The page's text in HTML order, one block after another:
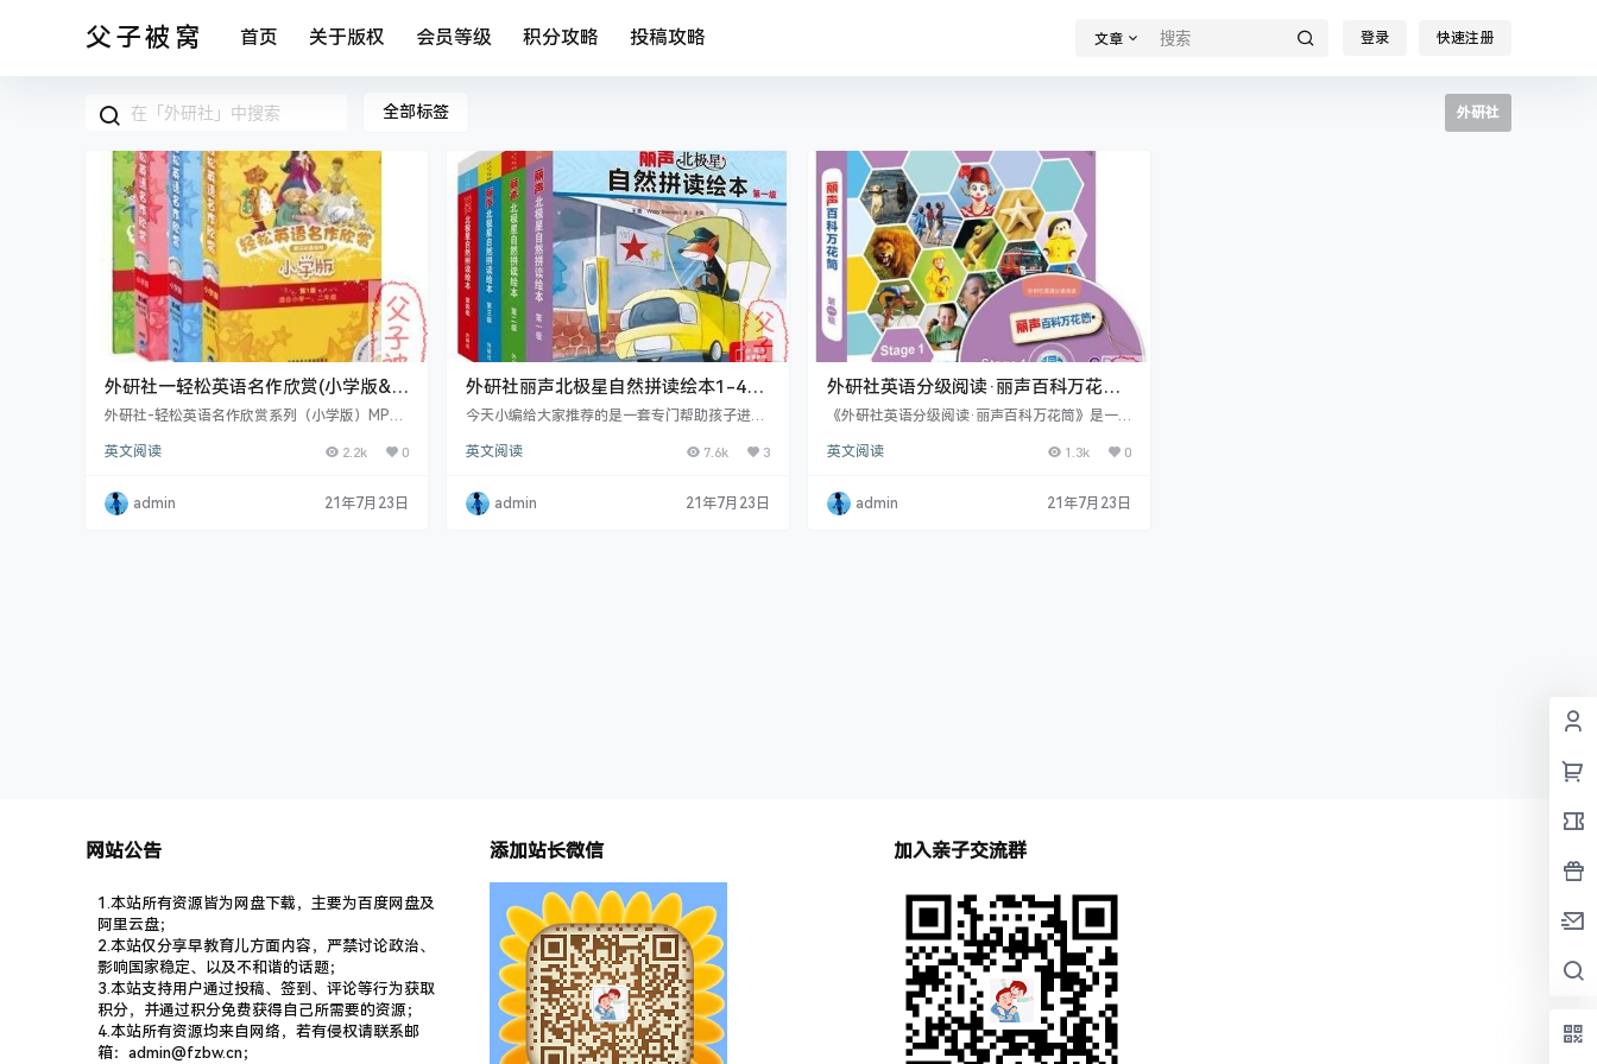
父子被窝 首页 关于版权 会员等级 积分攻略 投稿攻略 文章 登录 快速注册
全部标签 外研社
外研社一轻松英语名作欣赏(小学版&中
学版)PDF+MP3
外研社-轻松英语名作欣赏系列（小学版）MP3+
PDF电子书，超值推荐！外研社-轻松英语名作
及初一至高三包含1-5级共44本童话MP3+全彩P
DF电子书，超值推荐！ 小学版的介绍： 童年时
英文阅读 2.2k 0
admin 21年7月23日
外研社丽声北极星自然拼读绘本1-4级
PDF+mp3
今天小编给大家推荐的是一套专门帮助孩子进行
拼读绘本》。这套绘本是为了满足国内孩子的学
手“牛津阅读树”作者及插画家联手创作。适合4~
12岁孩子进行学习。 绘本介绍 绘本选取了小学
英文阅读 7.6k 3
admin 21年7月23日
外研社英语分级阅读·丽声百科万花筒
(一级至五级)PDF+mp3
《外研社英语分级阅读·丽声百科万花筒》是一
物。通过阅读话题丰富、图片逼真、词句高度复
on text），让孩子不仅可接触到约1000个英语
高频词，更可在阅读中培养预测、提问、总结、
英文阅读 1.3k 0
admin 21年7月23日
网站公告
1.本站所有资源皆为网盘下载，主要为百度网盘及
阿里云盘；
2.本站仅分享早教育儿方面内容，严禁讨论政治、
影响国家稳定、以及不和谐的话题；
3.本站支持用户通过投稿、签到、评论等行为获取
积分，并通过积分免费获得自己所需要的资源；
4.本站所有资源均来自网络，若有侵权请联系邮
箱：admin@fzbw.cn；
添加站长微信 加入亲子交流群